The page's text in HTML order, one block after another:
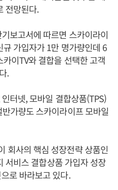
전망된다.
보고서에 따르면 스카이라이
가입자가 1만 명가량인데 6
이TV와 결합을 선택한 고객
.
터넷, 모바일 결합상품(TPS)
가량도 스카이라이프 모바일
회사의 핵심 성장전략 상품인
서비스 결합상품 가입자 성장
로 바라보고 있다.